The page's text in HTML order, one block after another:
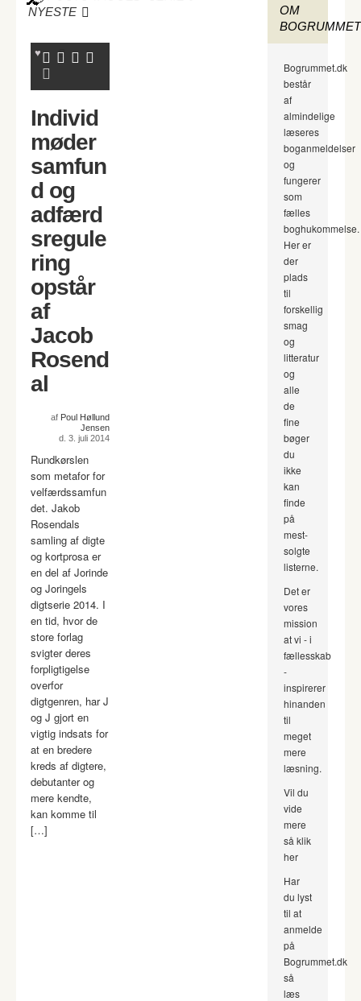
NYESTE
Individ
møder
samfun
d og
adfærd
sregule
ring
opstår
af
Jacob
Rosend
al
af Poul Høllund
Jensen
d. 3. juli 2014
Rundkørslen
som metafor for
velfærdssamfun
det. Jakob
Rosendals
samling af digte
og kortprosa er
en del af Jorinde
og Joringels
digtserie 2014. I
en tid, hvor de
store forlag
svigter deres
forpligtigelse
overfor
digtgenren, har J
og J gjort en
vigtig indsats for
at en bredere
kreds af digtere,
debutanter og
mere kendte,
kan komme til
[…]
OM
BOGRUMMET
Bogrummet.dk
består
af
almindelige
læseres
boganmeldelser
og
fungerer
som
fælles
boghukommelse.
Her er
der
plads
til
forskellig
smag
og
litteratur
og
alle
de
fine
bøger
du
ikke
kan
finde
på
mest-
solgte
listerne.
Det er
vores
mission
at vi - i
fællesskab
-
inspirerer
hinanden
til
meget
mere
læsning.
Vil du
vide
mere
så klik
her
Har
du lyst
til at
anmelde
på
Bogrummet.dk
så
læs